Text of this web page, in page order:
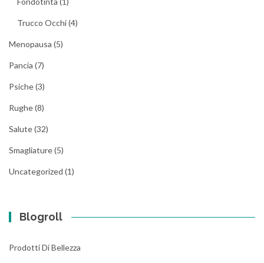
Trucco Occhi(4)
Menopausa (5)
Pancia (7)
Psiche(3)
Rughe(8)
Salute(32)
Smagliature(5)
Uncategorized (1)
Blogroll
Prodotti Di Bellezza